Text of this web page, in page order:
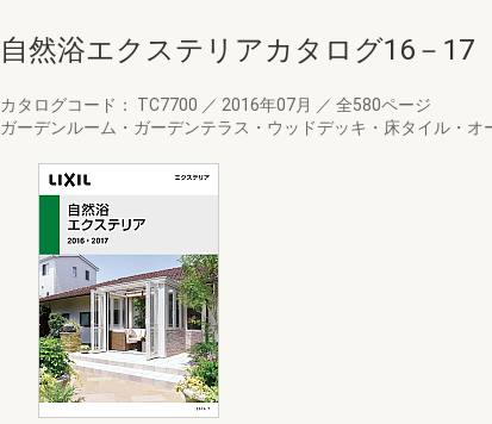
自然浴エクステリアカタログ16－17
カタログコード： TC7700 ／ 2016年07月 ／ 全580ページ
ガーデンルーム・ガーデンテラス・ウッドデッキ・床タイル・